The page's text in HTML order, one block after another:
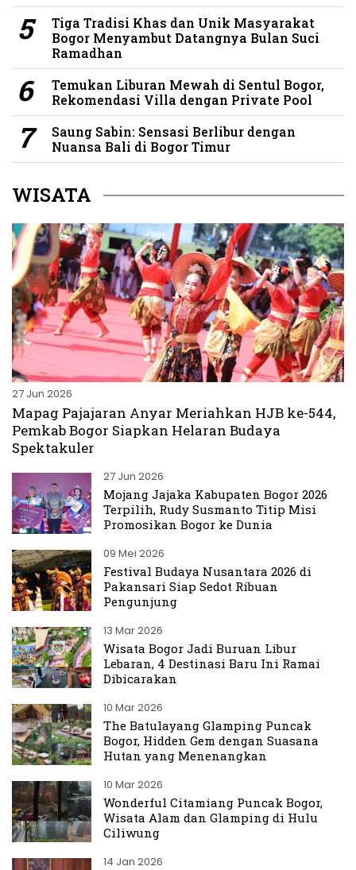
Tiga Tradisi Khas dan Unik Masyarakat
Bogor Menyambut Datangnya Bulan Suci
Ramadhan
Temukan Liburan Mewah di Sentul Bogor,
Rekomendasi Villa dengan Private Pool
Saung Sabin: Sensasi Berlibur dengan
Nuansa Bali di Bogor Timur
WISATA
27 Jun 2026
Mapag Pajajaran Anyar Meriahkan HJB ke-544,
Pemkab Bogor Siapkan Helaran Budaya
Spektakuler
27 Jun 2026
Mojang Jajaka Kabupaten Bogor 2026
Terpilih, Rudy Susmanto Titip Misi
Promosikan Bogor ke Dunia
09 Mei 2026
Festival Budaya Nusantara 2026 di
Pakansari Siap Sedot Ribuan
Pengunjung
13 Mar 2026
Wisata Bogor Jadi Buruan Libur
Lebaran, 4 Destinasi Baru Ini Ramai
Dibicarakan
10 Mar 2026
The Batulayang Glamping Puncak
Bogor, Hidden Gem dengan Suasana
Hutan yang Menenangkan
10 Mar 2026
Wonderful Citamiang Puncak Bogor,
Wisata Alam dan Glamping di Hulu
Ciliwung
14 Jan 2026